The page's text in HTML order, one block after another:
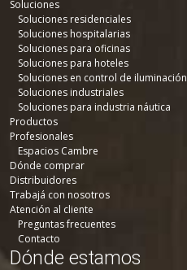
Soluciones
Soluciones residenciales
Soluciones hospitalarias
Soluciones para oficinas
Soluciones para hoteles
Soluciones en control de iluminación
Soluciones industriales
Soluciones para industria náutica
Productos
Profesionales
Espacios Cambre
Dónde comprar
Distribuidores
Trabajá con nosotros
Atención al cliente
Preguntas frecuentes
Contacto
Dónde estamos